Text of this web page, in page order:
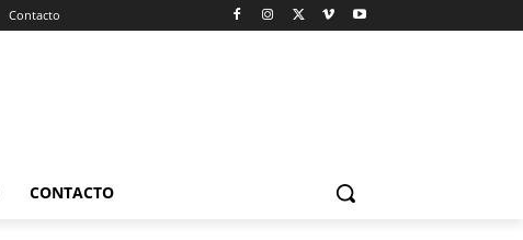
Contacto
CONTACTO